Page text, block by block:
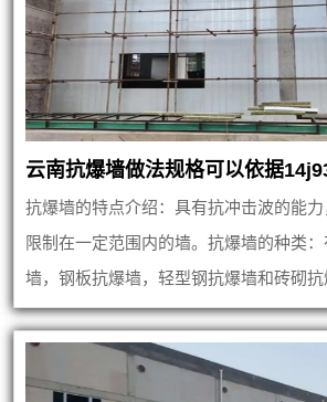
云南抗爆墙做法规格可以依据
抗爆墙的特点介绍：具有抗冲击波的能
限制在一定范围内的墙。抗爆墙的种类
墙，钢板抗爆墙，轻型钢抗爆墙和砖砌抗